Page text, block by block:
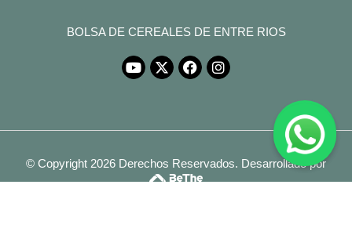
BOLSA DE CEREALES DE ENTRE RIOS
© Copyright 2026 Derechos Reservados. Desarrollado por